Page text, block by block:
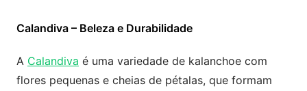
Calandiva – Beleza e Durabilidade
A Calandiva é uma variedade de kalanchoe com
flores pequenas e cheias de pétalas, que formam